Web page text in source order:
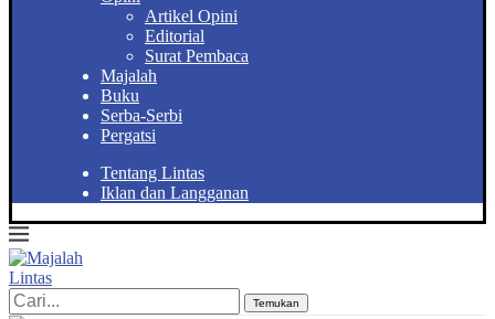
Artikel Opini
Editorial
Surat Pembaca
Majalah
Buku
Serba-Serbi
Pergatsi
Tentang Lintas
Iklan dan Langganan
Temukan